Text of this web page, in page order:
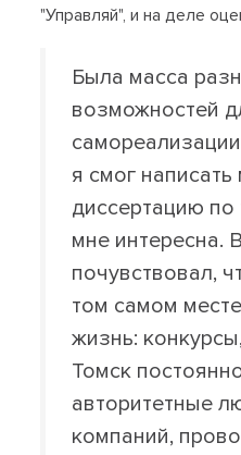
"Управляй", и на деле
Была масса
возможностей
я смог
диссертацию по
мне интересна.
почувствовал,
том самом
жизнь:
Томск
авторитетные
компаний,